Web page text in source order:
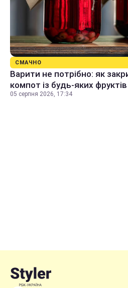
СМАЧНО
Варити не потрібно: як
компот із будь-яких
05 серпня 2026, 17:34